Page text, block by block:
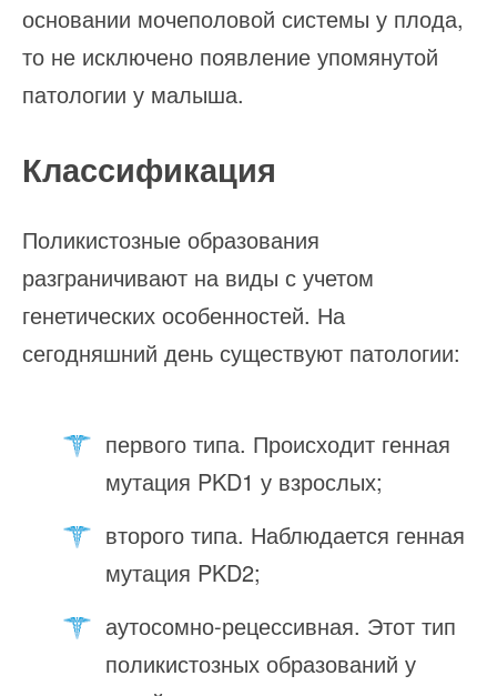
основании мочеполовой системы у плода,
то не исключено появление упомянутой
патологии у малыша.
Классификация
Поликистозные образования
разграничивают на виды с учетом
генетических особенностей. На
сегодняшний день существуют патологии:
первого типа. Происходит генная
мутация PKD1 у взрослых;
второго типа. Наблюдается генная
мутация PKD2;
аутосомно-рецессивная. Этот тип
поликистозных образований у